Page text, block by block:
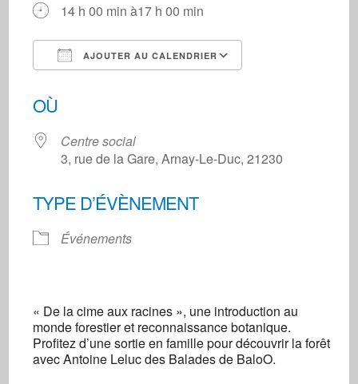
14 h 00 min à17 h 00 min
AJOUTER AU CALENDRIER
OÙ
Centre social
3, rue de la Gare, Arnay-Le-Duc, 21230
TYPE D’ÉVÈNEMENT
Événements
Centre social
3, rue de la Gare - Arnay-Le-Duc
« De la cime aux racines », une introduction au
monde forestier et reconnaissance botanique.
Profitez d’une sortie en famille pour découvrir la forêt
avec Antoine Leluc des Balades de BaloO.